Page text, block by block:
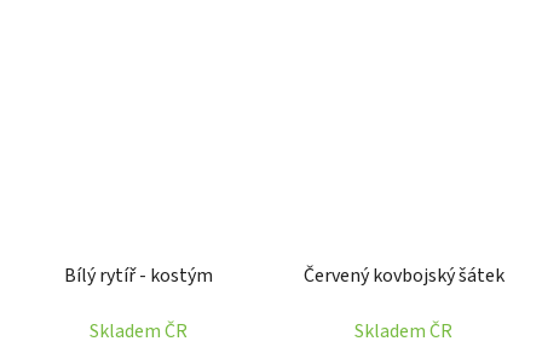
Bílý rytíř - kostým
Skladem ČR
Červený kovbojský šátek
Skladem ČR